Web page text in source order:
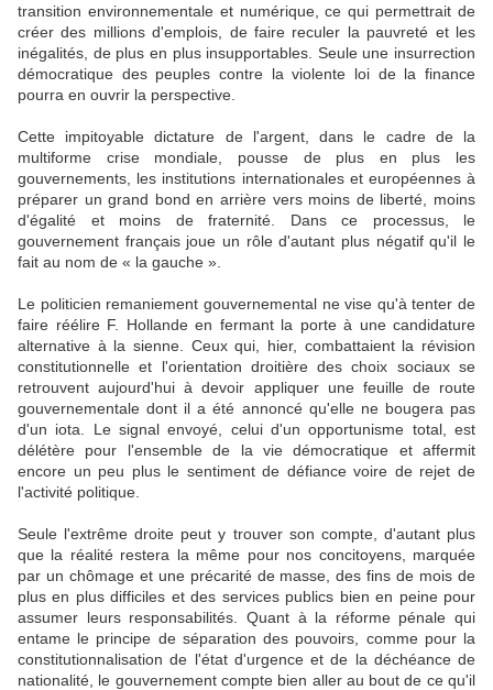
transition environnementale et numérique, ce qui permettrait de
créer des millions d'emplois, de faire reculer la pauvreté et les
inégalités, de plus en plus insupportables. Seule une insurrection
démocratique des peuples contre la violente loi de la finance
pourra en ouvrir la perspective.
Cette impitoyable dictature de l'argent, dans le cadre de la
multiforme crise mondiale, pousse de plus en plus les
gouvernements, les institutions internationales et européennes à
préparer un grand bond en arrière vers moins de liberté, moins
d'égalité et moins de fraternité. Dans ce processus, le
gouvernement français joue un rôle d'autant plus négatif qu'il le
fait au nom de « la gauche ».
Le politicien remaniement gouvernemental ne vise qu'à tenter de
faire réélire F. Hollande en fermant la porte à une candidature
alternative à la sienne. Ceux qui, hier, combattaient la révision
constitutionnelle et l'orientation droitière des choix sociaux se
retrouvent aujourd'hui à devoir appliquer une feuille de route
gouvernementale dont il a été annoncé qu'elle ne bougera pas
d'un iota. Le signal envoyé, celui d'un opportunisme total, est
délétère pour l'ensemble de la vie démocratique et affermit
encore un peu plus le sentiment de défiance voire de rejet de
l'activité politique.
Seule l'extrême droite peut y trouver son compte, d'autant plus
que la réalité restera la même pour nos concitoyens, marquée
par un chômage et une précarité de masse, des fins de mois de
plus en plus difficiles et des services publics bien en peine pour
assumer leurs responsabilités. Quant à la réforme pénale qui
entame le principe de séparation des pouvoirs, comme pour la
constitutionnalisation de l'état d'urgence et de la déchéance de
nationalité, le gouvernement compte bien aller au bout de ce qu'il